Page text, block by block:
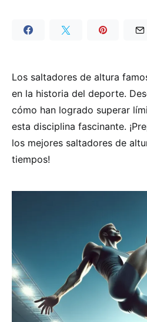
Los saltadores de altura
en la historia del deporte.
cómo han logrado superar
esta disciplina fascinante.
los mejores saltadores de
tiempos!